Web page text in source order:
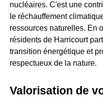
nucléaires. C'est une
le réchauffement
ressources naturelles. En
résidents de Harricourt
transition énergétique et
respectueux de la nature.
Valorisation de